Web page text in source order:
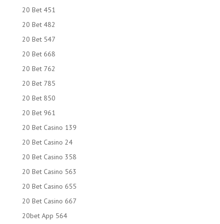
20 Bet 451
20 Bet 482
20 Bet 547
20 Bet 668
20 Bet 762
20 Bet 785
20 Bet 850
20 Bet 961
20 Bet Casino 139
20 Bet Casino 24
20 Bet Casino 358
20 Bet Casino 563
20 Bet Casino 655
20 Bet Casino 667
20bet App 564